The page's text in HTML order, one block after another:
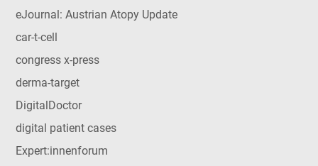
eJournal: Austrian Atopy Update
car-t-cell
congress x-press
derma-target
DigitalDoctor
digital patient cases
Expert:innenforum